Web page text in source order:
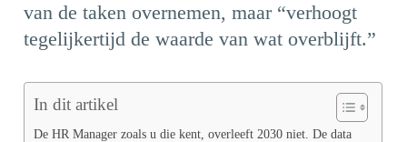
van de taken overnemen, maar “verhoogt
tegelijkertijd de waarde van wat overblijft.”
In dit artikel
De HR Manager zoals u die kent, overleeft 2030 niet. De data